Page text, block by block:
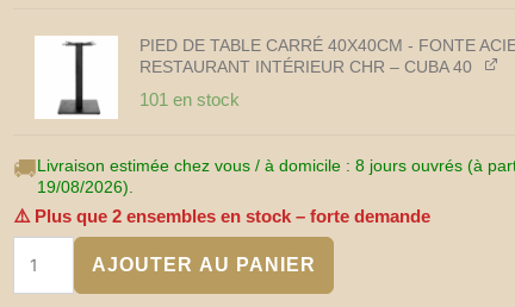
PIED DE TABLE CARRÉ 40X40CM - FONTE
RESTAURANT INTÉRIEUR CHR – CUBA 40
101 en stock
🚚Livraison estimée chez vous / à domicile : 8 jours ouvrés (à
19/08/2026).
⚠️ Plus que 2 ensembles en stock – forte demande
70×70
massif
Piètement
fonte
noir
–
ROBLE
AJOUTER AU PANIER